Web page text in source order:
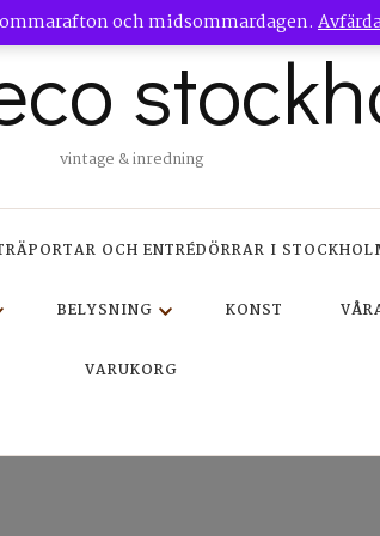
och midsommardagen.
vintage & inredning
OCH ENTRÉDÖRRAR I
BELYSNING KONST
VARUKORG